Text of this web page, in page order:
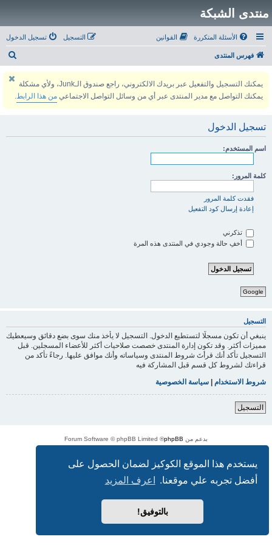
يستخدم هذا الموقع الكوكيز لضمان الحصول على
أفضل تجربه علي موقعنا.
اعرف المزيد
بالتوفيق!
منتدى الشبكة
الأسئلة المتكررة القوانين تسجيل الدخول التسجيل
فهرس المنتدى
يمكنك التسجيل والتفعيل عبر بريدك الالكتروني، راجع صندوق الـJunk، ولأي مشكلة
يمكنك التواصل مع مدير المنتدى عبر أي من وسائل التواصل الاجتماعي من هذا الرابط.
تسجيل الدخول
اسم المستخدم:
كلمة المرور:
فقدت كلمة المرور
إعادة إرسال كود التفعيل
تذكرني
أخفِ حالة وجودي في المنتدى هذه المرة
Google
التسجيل
ينبغي أن تكون مسجلًا لتستطيع الدخول. التسجيل لا يأخذ منك سوى بضع دقائق وسيعطيك
مميزات أكثر. وقد تكون إدارة المنتدى خصصت صلاحيات أكثر للأعضاء المسجلين. قبل
التسجيل تأكد أنك قرأتَ شروط المنتدى وسياساته وأنك موافق عليها. رجاءً تأكد من
قراءتك لشروط كل قسم قبل المشاركة فيه
شروط الاستخدام | سياسة الخصوصية
التسجيل
بدعم من phpBB
® Forum Software © phpBB Limited
الخصوصية
الشروط